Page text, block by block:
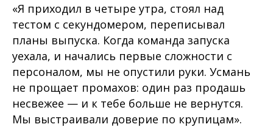
«Я приходил в четыре утра, стоял над
тестом с секундомером, переписывал
планы выпуска. Когда команда запуска
уехала, и начались первые сложности с
персоналом, мы не опустили руки. Усмань
не прощает промахов: один раз продашь
несвежее — и к тебе больше не вернутся.
Мы выстраивали доверие по крупицам».